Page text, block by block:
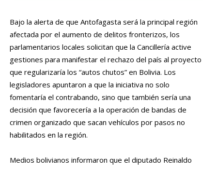
Bajo la alerta de que Antofagasta será la principal región
afectada por el aumento de delitos fronterizos, los
parlamentarios locales solicitan que la Cancillería active
gestiones para manifestar el rechazo del país al proyecto
que regularizaría los “autos chutos” en Bolivia. Los
legisladores apuntaron a que la iniciativa no solo
fomentaría el contrabando, sino que también sería una
decisión que favorecería a la operación de bandas de
crimen organizado que sacan vehículos por pasos no
habilitados en la región.
Medios bolivianos informaron que el diputado Reinaldo